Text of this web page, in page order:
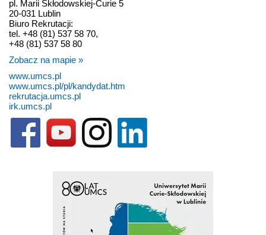
pl. Marii Skłodowskiej-Curie 5
20-031 Lublin
Biuro Rekrutacji:
tel. +48 (81) 537 58 70,
+48 (81) 537 58 80
Zobacz na mapie »
www.umcs.pl
www.umcs.pl/pl/kandydat.htm
rekrutacja.umcs.pl
irk.umcs.pl